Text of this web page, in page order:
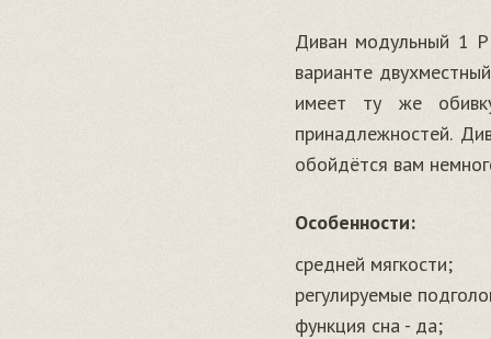
Диван модульный 1
варианте
имеет ту же
принадлежностей.
обойдётся вам
Особенности:
средней мягкости;
регулируемые
функция сна - да;